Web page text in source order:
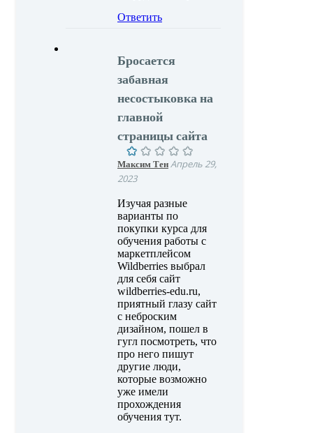
Ответить
Бросается
забавная
несостыковка на
главной
страницы сайта
Максим ТенАпрель 29,
2023
Изучая разные
варианты по
покупки курса для
обучения работы с
маркетплейсом
Wildberries выбрал
для себя сайт
wildberries-edu.ru,
приятный глазу сайт
с неброским
дизайном, пошел в
гугл посмотреть, что
про него пишут
другие люди,
которые возможно
уже имели
прохождения
обучения тут.